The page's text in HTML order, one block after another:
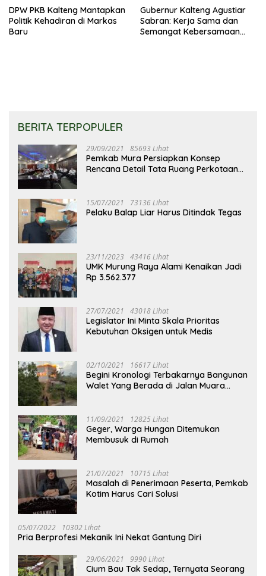
DPW PKB Kalteng Mantapkan
Politik Kehadiran di Markas
Baru
Gubernur Kalteng Agustiar
Sabran: Kerja Sama dan
Semangat Kebersamaan
BERITA TERPOPULER
29/09/2021 85693 Lihat
Pemkab Mura Persiapkan Konsep
Rencana Detail Tata Ruang Perkotaan
15/07/2021 73136 Lihat
Pelaku Balap Liar Harus Ditindak Tegas
23/11/2023 43416 Lihat
UMK Murung Raya Alami Kenaikan Jadi
Rp 3.562.377
27/07/2021 43018 Lihat
Legislator Ini Minta Skala Prioritas
Kebutuhan Oksigen untuk Medis
02/10/2021 16617 Lihat
Begini Kronologi Terbakarnya Bangunan
Walet Yang Berada di Jalan Muara
11/09/2021 12825 Lihat
Geger, Warga Hungan Ditemukan
Membusuk di Rumah
21/07/2021 10715 Lihat
Masalah di Penerimaan Peserta, Pemkab
Kotim Harus Cari Solusi
05/07/2022 10302 Lihat
Pria Berprofesi Mekanik Ini Nekat Gantung Diri
29/06/2021 9990 Lihat
Cium Bau Tak Sedap, Ternyata Seorang